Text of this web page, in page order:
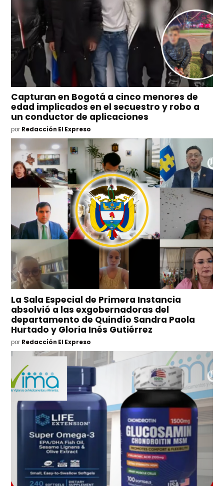
Capturan en Bogotá a cinco menores de
edad implicados en el secuestro y robo a
un conductor de aplicaciones
por Redacción El Expreso
La Sala Especial de Primera Instancia
absolvió a las exgobernadoras del
departamento de Quindío Sandra Paola
Hurtado y Gloria Inés Gutiérrez
por Redacción El Expreso